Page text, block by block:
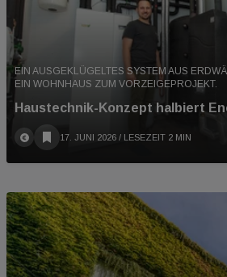
EIN AUSGEKLÜGELTES SYSTEM AUS
EIN WOHNHAUS ZUM VORZEIGEPROJEKT.
Haustechnik-Konzept halbiert
17. JUNI 2026 / LESEZEIT 2 MIN